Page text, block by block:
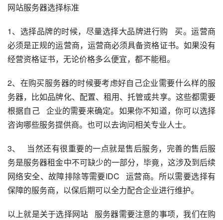
网站服务器选择标准
1、选择品牌的时候，尽量选择大品牌进行购   买。运营商
必须是正规的运营商，运营商必须具备资格证书。如果没有
经营资格证书，无论价格多么便宜，都不能租。
2、在购买服务器的时候要考虑好自己企业需要什么样的服
务器，比如品牌化、配置、租用、托管或共享。这些都需要
根据自己   企业的需要来确定。如果你不知道，你可以选择
咨询哪些服务提供商。也可以去询问相关专业人士。
3、   当然还有很重要的一点就是售后服务，完善的售后服
务是服务器租金中不可缺少的一部分，毕竟，这涉及到后续
网络安全、故障排除等需要IDC   运营商。所以需要选择有
保障的服务商，以保后期可以全力配合企业进行维护。
以上就是关于选择网站   服务器需要注意的事项，我们在购